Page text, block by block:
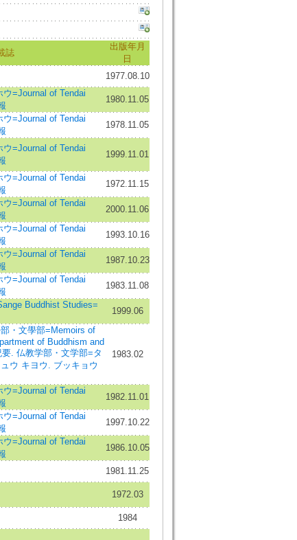
誌
出版年月
日
1977.08.10
=Journal of Tendai
1980.11.05
=Journal of Tendai
1978.11.05
=Journal of Tendai
1999.11.01
=Journal of Tendai
1972.11.15
=Journal of Tendai
2000.11.06
=Journal of Tendai
1993.10.16
=Journal of Tendai
1987.10.23
=Journal of Tendai
1983.11.08
Buddhist Studies=
1999.06
・文學部=Memoirs of
of Buddhism and
. 仏教学部・文学部=タ
ウ キヨウ. ブッキョウ
1983.02
=Journal of Tendai
1982.11.01
=Journal of Tendai
1997.10.22
=Journal of Tendai
1986.10.05
1981.11.25
1972.03
1984